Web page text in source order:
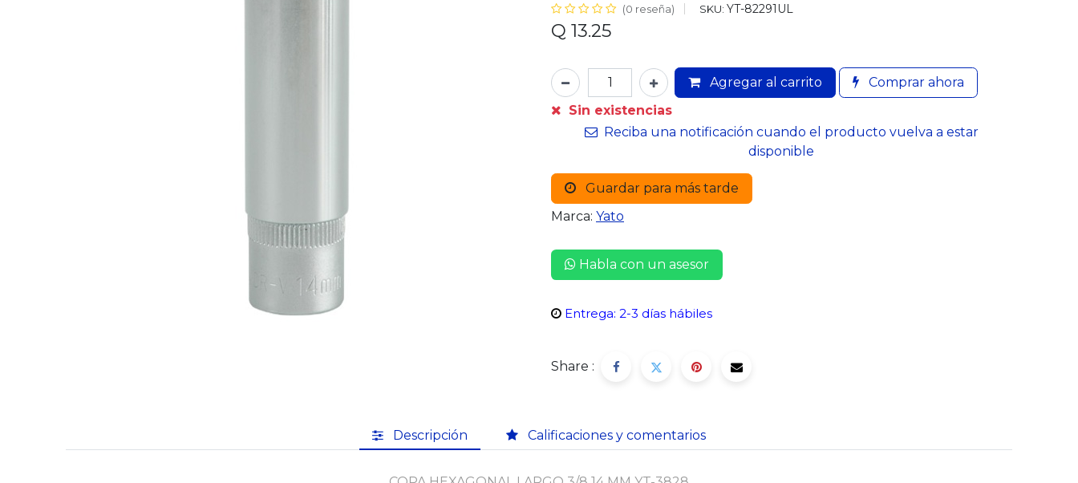
(0 reseña) SKU: YT-82291UL
Q 13.25
Agregar al carrito
Comprar ahora
Sin existencias
Reciba una notificación cuando el producto vuelva a estar
disponible
Guardar para más tarde
Marca: Yato
Habla con un asesor
Entrega: 2-3 días hábiles
Share :
Descripción Calificaciones y comentarios